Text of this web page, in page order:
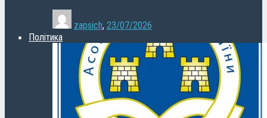
zapsich, 23/07/2026
Політика